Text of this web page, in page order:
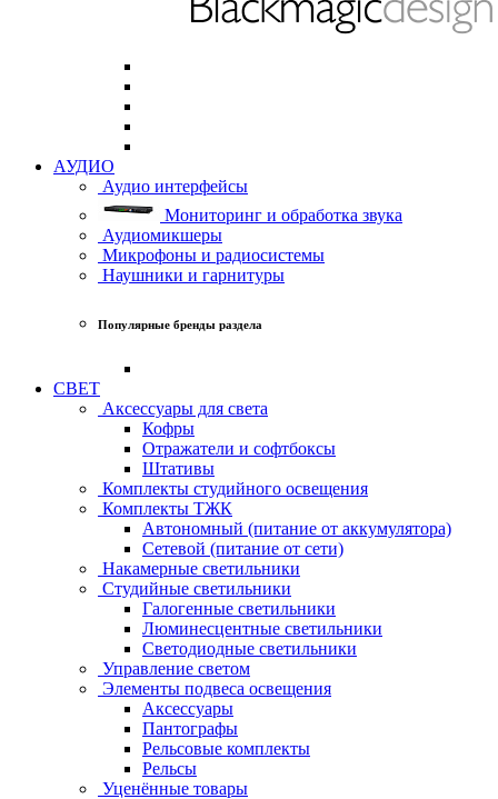
АУДИО
Аудио интерфейсы
Мониторинг и обработка звука
Аудиомикшеры
Микрофоны и радиосистемы
Наушники и гарнитуры
Популярные бренды раздела
СВЕТ
Аксессуары для света
Кофры
Отражатели и софтбоксы
Штативы
Комплекты студийного освещения
Комплекты ТЖК
Автономный (питание от аккумулятора)
Сетевой (питание от сети)
Накамерные светильники
Студийные светильники
Галогенные светильники
Люминесцентные светильники
Светодиодные светильники
Управление светом
Элементы подвеса освещения
Аксессуары
Пантографы
Рельсовые комплекты
Рельсы
Уценённые товары